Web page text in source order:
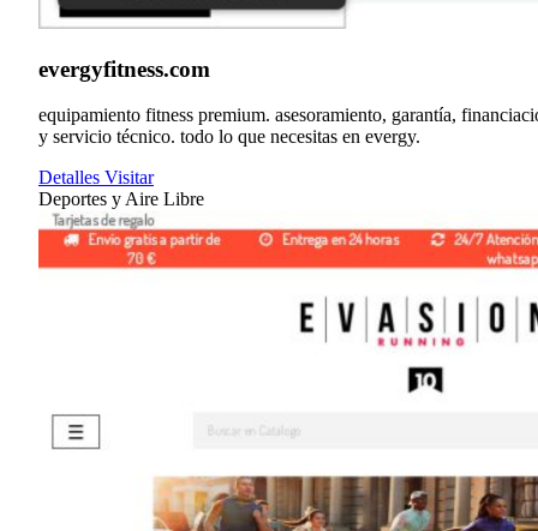
evergyfitness.com
equipamiento fitness premium. asesoramiento, garantía,
y servicio técnico. todo lo que necesitas en evergy.
Detalles Visitar
Deportes y Aire Libre